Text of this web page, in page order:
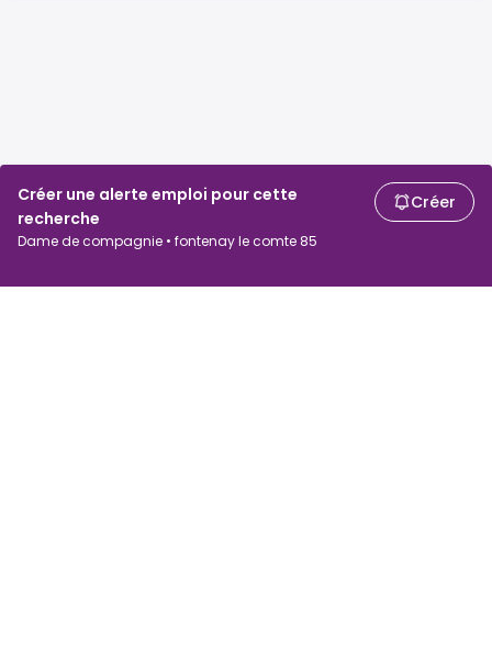
Créer une alerte emploi pour cette
recherche
Dame de compagnie • fontenay le comte 85
Créer